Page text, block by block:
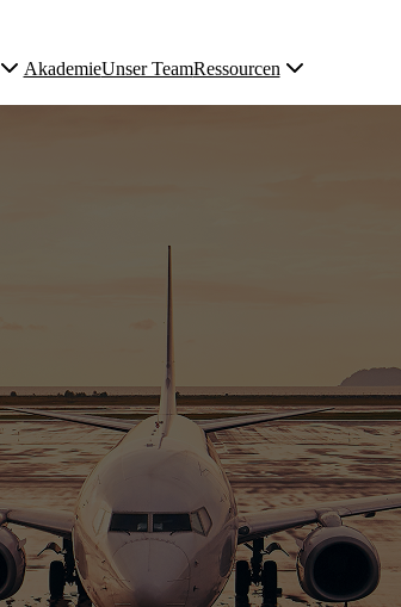
AkademieUnser TeamRessourcen